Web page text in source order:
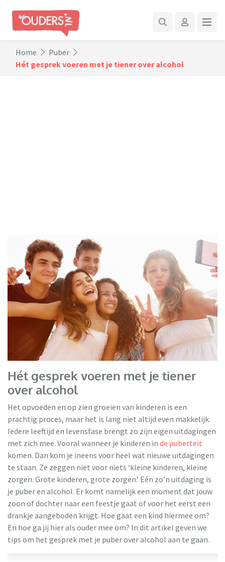
Home
Puber
Hét gesprek voeren met je tiener over alcohol
Hét gesprek voeren met je tiener
over alcohol
Het opvoeden en op zien groeien van kinderen is een
prachtig proces, maar het is lang niet altijd even makkelijk.
Iedere leeftijd en levensfase brengt zo zijn eigen uitdagingen
met zich mee. Vooral wanneer je kinderen in de puberteit
komen. Dan kom je ineens voor heel wat nieuwe uitdagingen
te staan. Ze zeggen niet voor niets ‘kleine kinderen, kleine
zorgen. Grote kinderen, grote zorgen.’ Eén zo’n uitdaging is
je puber en alcohol. Er komt namelijk een moment dat jouw
zoon of dochter naar een feestje gaat of voor het eerst een
drankje aangeboden krijgt. Hoe gaat een kind hiermee om?
En hoe ga jij hier als ouder mee om? In dit artikel geven we
tips om het gesprek met je puber over alcohol aan te gaan.